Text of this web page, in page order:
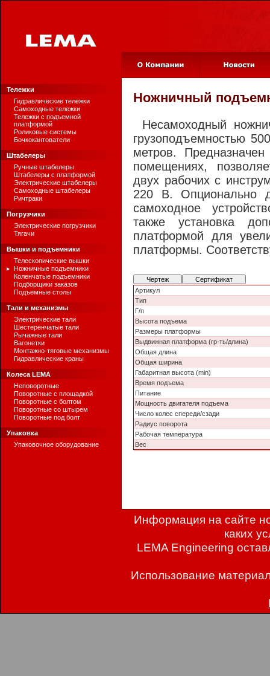
Тележки
Гидравлические тележки
Самоходные тележки
Тележки с подъемной
платформой
Роликовые системы
Бочкокантователи
Штабелеры
Ручные штабелеры
Штабелеры с платформой
Электрические штабелеры
Самоходные штабелеры
Ричтраки
Погрузчики
Электрические погрузчики
Тягачи
Вышки и подъемники
Телескопические вышки
Ножничные подъемники
Коленчатые подъемники
Подборщики заказов
Подъемные столы
Тали и механизмы
Электрические тали
Шестеренчатые тали
Рычажные тали
Вагонетки
Монтажно-тяговые механизмы
Гидравлические краны
Колеса LEMA
Неповоротные
Поворотные с площадкой
Поворотные с болтом
Поворотные со штырем
Поворотные под болт
Упаковка
Упаковочное оборудование
Ножничный
Несамоходный
грузоподъемностью
метров.
помещениях,
двух рабочих с
220 В. Опционально
самоходное
также установка
платформой для
платформы.
Чертеж
Сертификат
Артикул
Тип
Г/п
Высота подъема
Размеры платформы
Выдвижная платформа (гр-ть/длина)
Общая длина
Общая ширина
Габаритная высота (min)
Время подъема
Питание
Мощность двигателя подъема
Число колес спереди/сзади
Радиус поворота
Рабочая температура
Вес
Информация на сайте
каких
LEMA Engineering
Использование